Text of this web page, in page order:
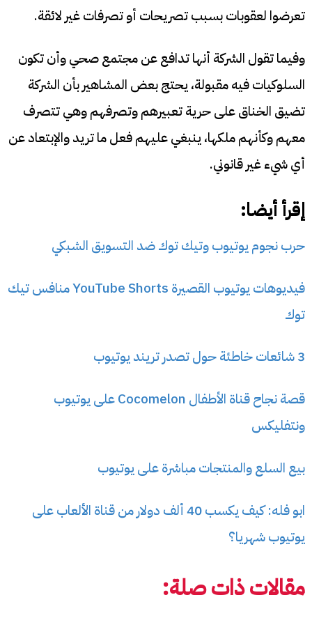
تعرضوا لعقوبات بسبب تصريحات أو تصرفات غير لائقة.
وفيما تقول الشركة أنها تدافع عن مجتمع صحي وأن تكون
السلوكيات فيه مقبولة، يحتج بعض المشاهير بأن الشركة
تضيق الخناق على حرية تعبيرهم وتصرفهم وهي تتصرف
معهم وكأنهم ملكها، ينبغي عليهم فعل ما تريد والإبتعاد عن
أي شيء غير قانوني.
إقرأ أيضا:
حرب نجوم يوتيوب وتيك توك ضد التسويق الشبكي
فيديوهات يوتيوب القصيرة YouTube Shorts منافس تيك
توك
3 شائعات خاطئة حول تصدر تريند يوتيوب
قصة نجاح قناة الأطفال Cocomelon على يوتيوب
ونتفليكس
بيع السلع والمنتجات مباشرة على يوتيوب
ابو فله: كيف يكسب 40 ألف دولار من قناة الألعاب على
يوتيوب شهريا؟
مقالات ذات صلة: